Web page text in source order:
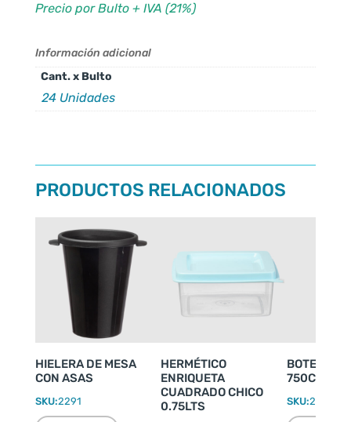
Precio por Bulto + IVA (21%)
Información adicional
Cant. x Bulto
24 Unidades
PRODUCTOS RELACIONADOS
HIELERA DE MESA
CON ASAS
SKU:2291
HERMÉTICO
ENRIQUETA
CUADRADO CHICO
0.75LTS
BOTELLA
750CC
SKU:2027